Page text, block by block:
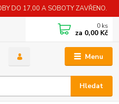
DO 17,00 A SOBOTY ZAVŘENO.
Menu
Hledat
0 ks
za 0,00 Kč